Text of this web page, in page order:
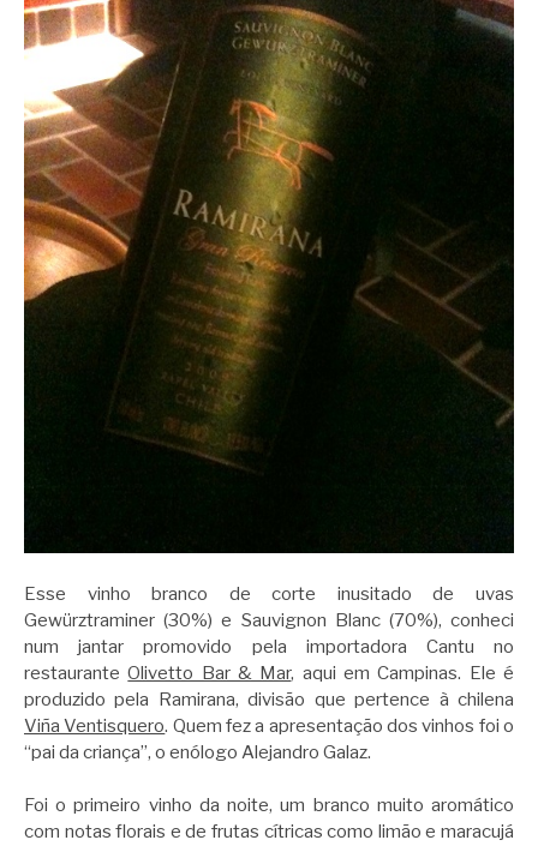
Esse vinho branco de corte inusitado de uvas
Gewürztraminer (30%) e Sauvignon Blanc (70%), conheci
num jantar promovido pela importadora Cantu no
restauranteOlivetto Bar & Mar, aqui em Campinas. Ele é
produzido pela Ramirana, divisão que pertence à chilena
Viña Ventisquero. Quem fez a apresentação dos vinhos foi o
“pai da criança”, o enólogo Alejandro Galaz.
Foi o primeiro vinho da noite, um branco muito aromático
com notas florais e de frutas cítricas como limão e maracujá